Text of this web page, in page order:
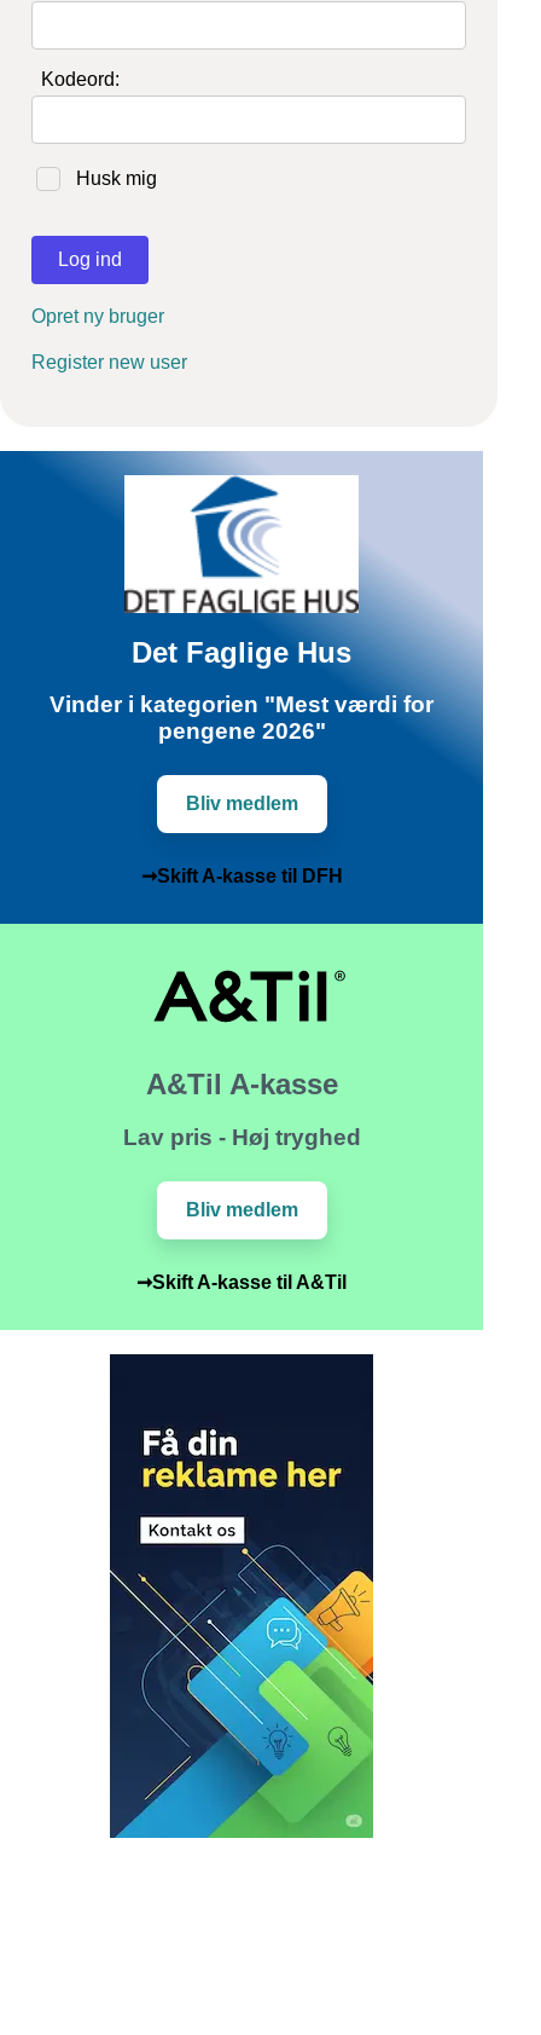
Kodeord:
Husk mig
Log ind
Opret ny bruger
Register new user
Det Faglige Hus
Vinder i kategorien "Mest værdi for
pengene 2026"
Bliv medlem
➞Skift A-kasse til DFH
A&Til A-kasse
Lav pris - Høj tryghed
Bliv medlem
➞Skift A-kasse til A&Til